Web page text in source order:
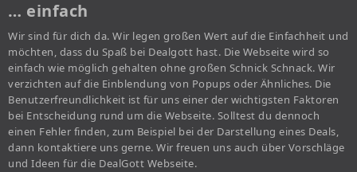
… einfach
Wir sind für dich da. Wir legen großen Wert auf die Einfachheit und
möchten, dass du Spaß bei Dealgott hast. Die Webseite wird so
einfach wie möglich gehalten ohne großen Schnick Schnack. Wir
verzichten auf die Einblendung von Popups oder Ähnliches. Die
Benutzerfreundlichkeit ist für uns einer der wichtigsten Faktoren
bei Entscheidung rund um die Webseite. Solltest du dennoch
einen Fehler finden, zum Beispiel bei der Darstellung eines Deals,
dann kontaktiere uns gerne. Wir freuen uns auch über Vorschläge
und Ideen für die DealGott Webseite.